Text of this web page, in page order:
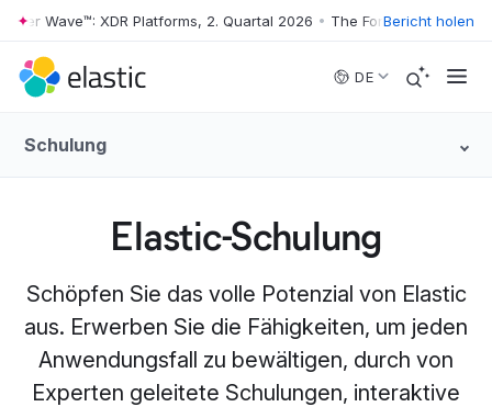
Skip to main content
Wave™: XDR Platforms, 2. Quartal 2026 • The Forrester Wave™:
Bericht holen
DE
Schulung
Elastic-Schulung
Schöpfen Sie das volle Potenzial von Elastic
aus. Erwerben Sie die Fähigkeiten, um jeden
Anwendungsfall zu bewältigen, durch von
Experten geleitete Schulungen, interaktive